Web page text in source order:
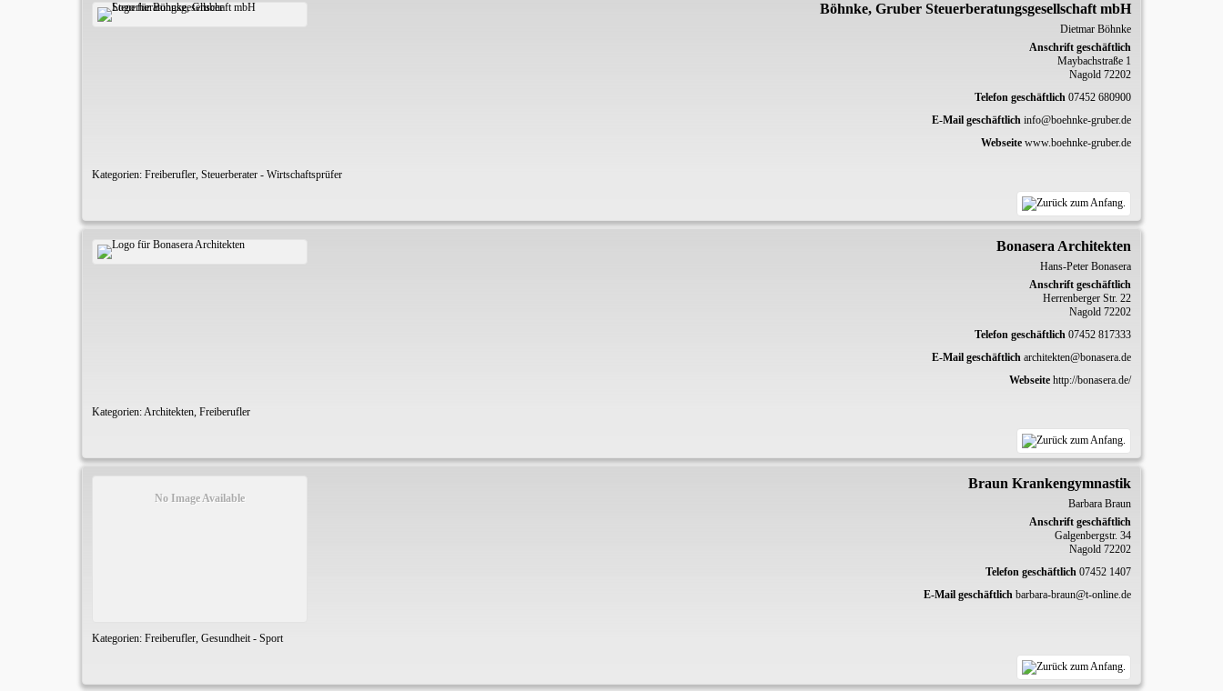
Böhnke, Gruber Steuerberatungsgesellschaft mbH
Dietmar Böhnke
Anschrift geschäftlich
Maybachstraße 1
Nagold 72202
Telefon geschäftlich 07452 680900
E-Mail geschäftlich info@boehnke-gruber.de
Webseite www.boehnke-gruber.de
Kategorien: Freiberufler, Steuerberater - Wirtschaftsprüfer
Bonasera Architekten
Hans-Peter Bonasera
Anschrift geschäftlich
Herrenberger Str. 22
Nagold 72202
Telefon geschäftlich 07452 817333
E-Mail geschäftlich architekten@bonasera.de
Webseite http://bonasera.de/
Kategorien:Architekten, Freiberufler
No Image Available
Braun Krankengymnastik
Barbara Braun
Anschrift geschäftlich
Galgenbergstr. 34
Nagold 72202
Telefon geschäftlich 07452 1407
E-Mail geschäftlich barbara-braun@t-online.de
Kategorien: Freiberufler, Gesundheit - Sport